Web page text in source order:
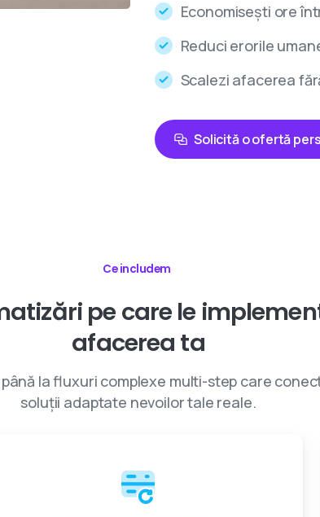
Economisești ore
Reduci erorile
Scalezi afacerea
Solicită o ofertă
Ce includem
pe care le
afacerea ta
la fluxuri complexe multi-step care
soluții adaptate nevoilor tale reale.